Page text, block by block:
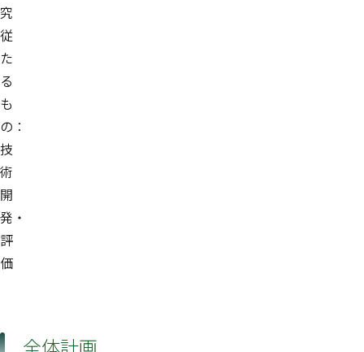
究
従
た
る
も
の：
技
術
開
発・
評
価
全体計画